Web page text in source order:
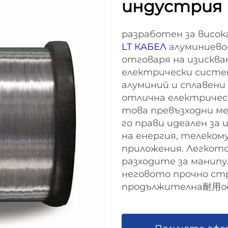
индустрия
разработен за
LT КАБЕЛ
отговаря на
електрически
алуминий и
отлична
това превъзходни
го прави идеален за
на енергия,
приложения.
разходите за
неговото прочно
продължителна耐用